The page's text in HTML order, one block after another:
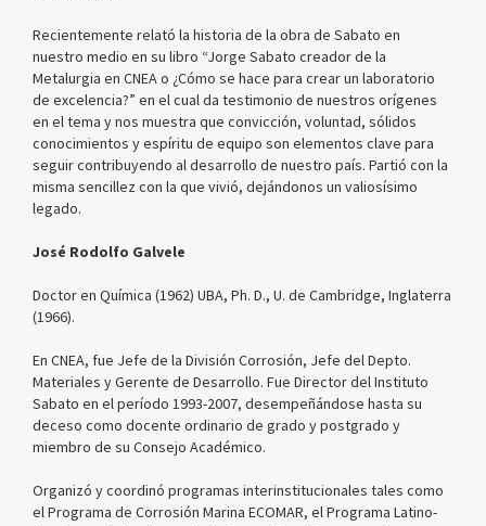
Recientemente relató la historia de la obra de Sabato en
nuestro medio en su libro “Jorge Sabato creador de la
Metalurgia en CNEA o ¿Cómo se hace para crear un laboratorio
de excelencia?” en el cual da testimonio de nuestros orígenes
en el tema y nos muestra que convicción, voluntad, sólidos
conocimientos y espíritu de equipo son elementos clave para
seguir contribuyendo al desarrollo de nuestro país. Partió con la
misma sencillez con la que vivió, dejándonos un valiosísimo
legado.
José Rodolfo Galvele
Doctor en Química (1962) UBA, Ph. D., U. de Cambridge, Inglaterra
(1966).
En CNEA, fue Jefe de la División Corrosión, Jefe del Depto.
Materiales y Gerente de Desarrollo. Fue Director del Instituto
Sabato en el período 1993-2007, desempeñándose hasta su
deceso como docente ordinario de grado y postgrado y
miembro de su Consejo Académico.
Organizó y coordinó programas interinstitucionales tales como
el Programa de Corrosión Marina ECOMAR, el Programa Latino-